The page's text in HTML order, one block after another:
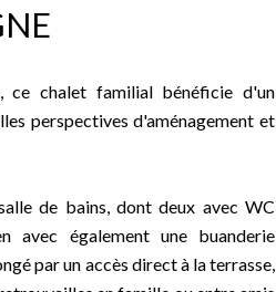
ce chalet familial bénéficie d'un
perspectives d'aménagement et
de bains, dont deux avec WC
avec également une buanderie
par un accès direct à la terrasse,